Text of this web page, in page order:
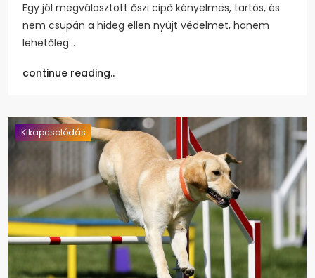
Egy jól megválasztott őszi cipő kényelmes, tartós, és
nem csupán a hideg ellen nyújt védelmet, hanem
lehetőleg…
continue reading..
Kikapcsolódás